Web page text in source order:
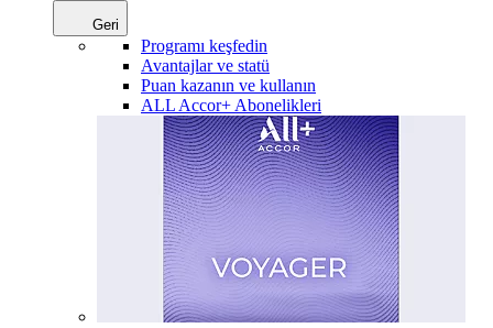
Geri
Programı keşfedin
Avantajlar ve statü
Puan kazanın ve kullanın
ALL Accor+ Abonelikleri